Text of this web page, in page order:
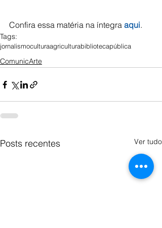
Confira essa matéria na íntegra aqui.
Tags:
jornalismoculturaagriculturabibliotecapública
ComunicArte
Posts recentes Ver tudo